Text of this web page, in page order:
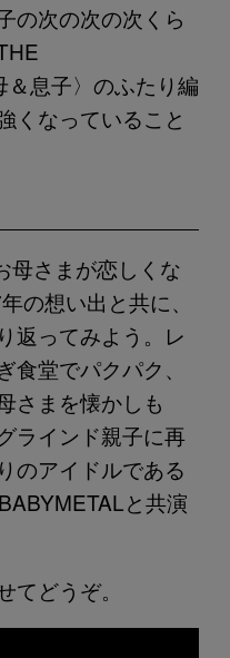
の次の次の次くら
息子〉のふたり編
くなっていること
母さまが恋しくな
の想い出と共に、
返ってみよう。レ
食堂でパクパク、
さまを懐かしも
ラインド親子に再
のアイドルである
と共演
どうぞ。